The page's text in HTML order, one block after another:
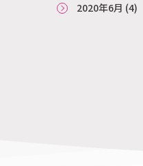
2020年6月 (4)